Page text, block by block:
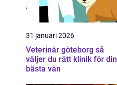
31 januari 2026
Veterinär göteborg så
väljer du rätt klinik för din
bästa vän